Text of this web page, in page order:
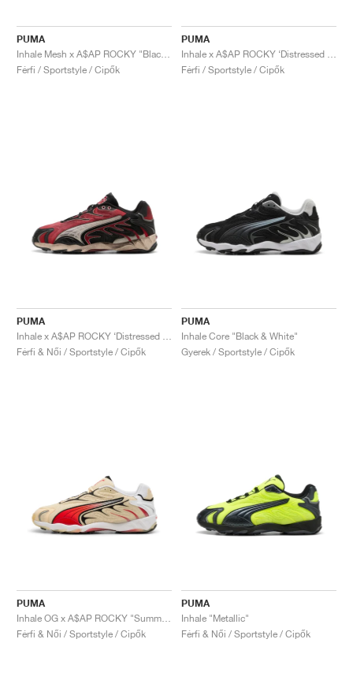
PUMA
Férfi / Sportstyle / Cipők
PUMA
Férfi / Sportstyle / Cipők
PUMA
Férfi & Női / Sportstyle / Cipők
PUMA
Inhale Core "Black & White"
Gyerek / Sportstyle / Cipők
PUMA
Férfi & Női / Sportstyle / Cipők
PUMA
Inhale "Metallic"
Férfi & Női / Sportstyle / Cipők